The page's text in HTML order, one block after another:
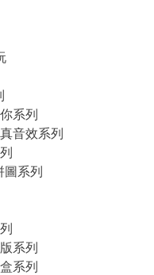
系列
音效系列
圖系列
系列
系列